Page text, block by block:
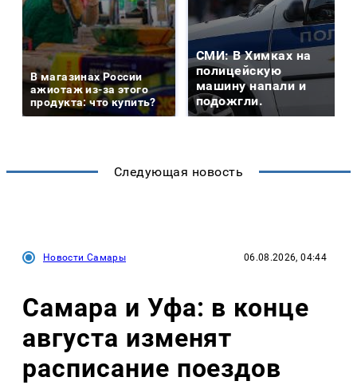
В магазинах России
ажиотаж из-за этого
продукта: что купить?
СМИ: В Химках на
полицейскую
машину напали и
подожгли.
Следующая новость
Новости Самары 06.08.2026, 04:44
Самара и Уфа: в конце
августа изменят
расписание поездов